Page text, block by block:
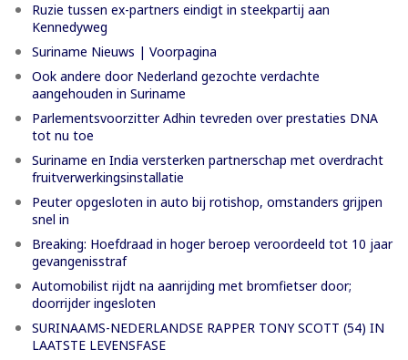
Ruzie tussen ex-partners eindigt in steekpartij aan
Kennedyweg
Suriname Nieuws | Voorpagina
Ook andere door Nederland gezochte verdachte
aangehouden in Suriname
Parlementsvoorzitter Adhin tevreden over prestaties DNA
tot nu toe
Suriname en India versterken partnerschap met overdracht
fruitverwerkingsinstallatie
Peuter opgesloten in auto bij rotishop, omstanders grijpen
snel in
Breaking: Hoefdraad in hoger beroep veroordeeld tot 10 jaar
gevangenisstraf
Automobilist rijdt na aanrijding met bromfietser door;
doorrijder ingesloten
SURINAAMS-NEDERLANDSE RAPPER TONY SCOTT (54) IN
LAATSTE LEVENSFASE